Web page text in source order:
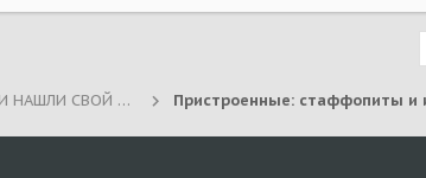
ПРИСТРОЕННЫЕ СОБАКИ: ОНИ НАШЛИ СВОЙ ДОМ! Пристроенные: стаффопиты и